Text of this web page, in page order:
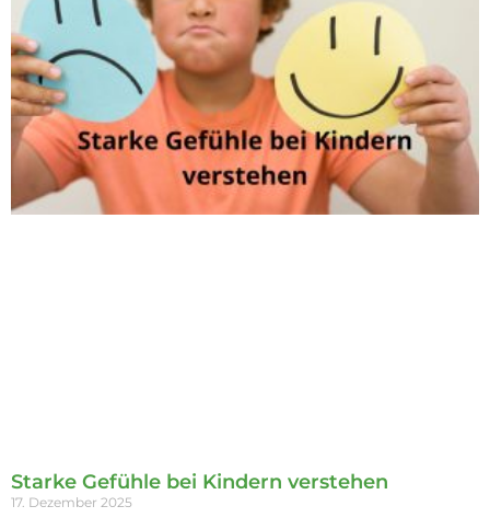
Starke Gefühle bei Kindern verstehen
17. Dezember 2025